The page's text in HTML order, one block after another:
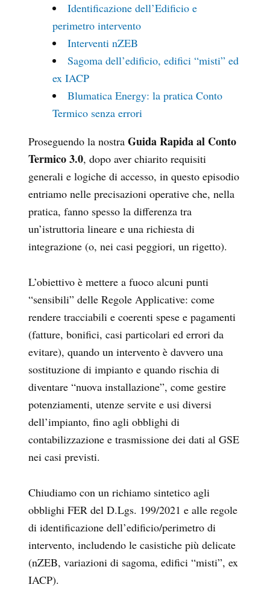
Identificazione dell’Edificio e
perimetro intervento
Interventi nZEB
Sagoma dell’edificio, edifici “misti” ed
ex IACP
Blumatica Energy: la pratica Conto
Termico senza errori
Proseguendo la nostra Guida Rapida al Conto
Termico 3.0, dopo aver chiarito requisiti
generali e logiche di accesso, in questo episodio
entriamo nelle precisazioni operative che, nella
pratica, fanno spesso la differenza tra
un’istruttoria lineare e una richiesta di
integrazione (o, nei casi peggiori, un rigetto).
L’obiettivo è mettere a fuoco alcuni punti
“sensibili” delle Regole Applicative: come
rendere tracciabili e coerenti spese e pagamenti
(fatture, bonifici, casi particolari ed errori da
evitare), quando un intervento è davvero una
sostituzione di impianto e quando rischia di
diventare “nuova installazione”, come gestire
potenziamenti, utenze servite e usi diversi
dell’impianto, fino agli obblighi di
contabilizzazione e trasmissione dei dati al GSE
nei casi previsti.
Chiudiamo con un richiamo sintetico agli
obblighi FER del D.Lgs. 199/2021 e alle regole
di identificazione dell’edificio/perimetro di
intervento, includendo le casistiche più delicate
(nZEB, variazioni di sagoma, edifici “misti”, ex
IACP).